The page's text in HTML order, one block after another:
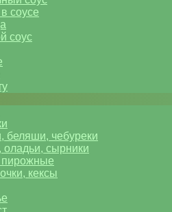
соусе
соус
беляши, чебуреки
оладьи, сырники
кексы